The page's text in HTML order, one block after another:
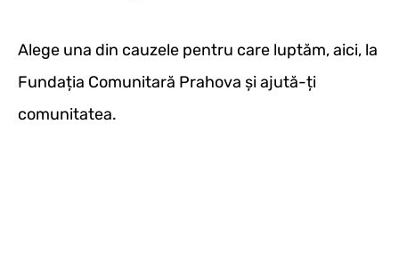
Alege una din cauzele pentru care luptăm, aici, la
Fundația Comunitară Prahova și ajută-ți
comunitatea.